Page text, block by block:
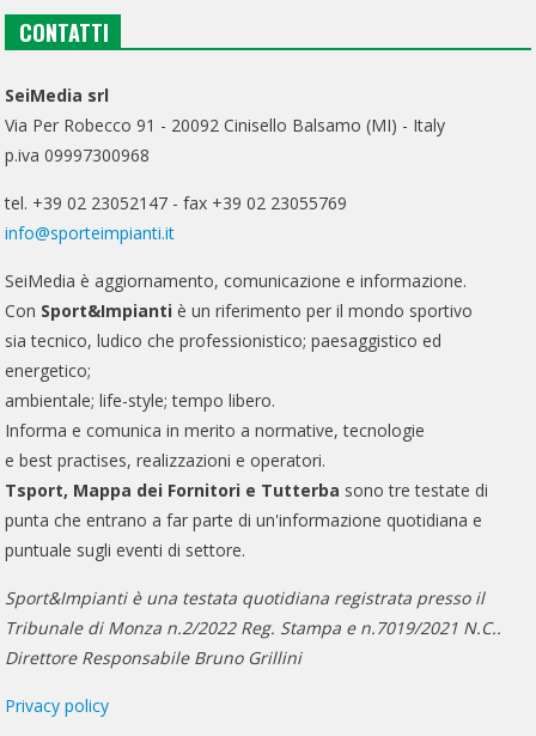
CONTATTI
SeiMedia srl
Via Per Robecco 91 - 20092 Cinisello Balsamo (MI) - Italy
p.iva 09997300968
tel. +39 02 23052147 - fax +39 02 23055769
info@sporteimpianti.it
SeiMedia è aggiornamento, comunicazione e informazione.
Con Sport&Impianti è un riferimento per il mondo sportivo
sia tecnico, ludico che professionistico; paesaggistico ed
energetico;
ambientale; life-style; tempo libero.
Informa e comunica in merito a normative, tecnologie
e best practises, realizzazioni e operatori.
Tsport, Mappa dei Fornitori e Tutterba sono tre testate di
punta che entrano a far parte di un'informazione quotidiana e
puntuale sugli eventi di settore.
Sport&Impianti è una testata quotidiana registrata presso il
Tribunale di Monza n.2/2022 Reg. Stampa e n.7019/2021 N.C..
Direttore Responsabile Bruno Grillini
Privacy policy